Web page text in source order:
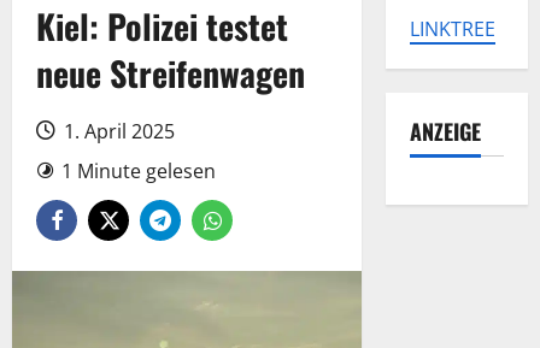
Kiel: Polizei testet
neue Streifenwagen
1. April 2025
1 Minute gelesen
LINKTREE
ANZEIGE